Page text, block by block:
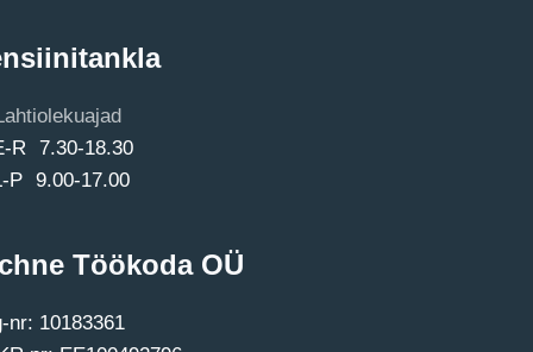
R 7.30-18.30
P 9.00-17.00
Töökoda OÜ
nr: 10183361